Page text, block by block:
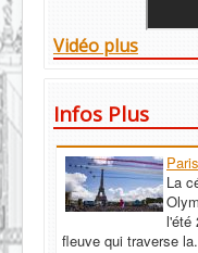
Vidéo plus
Infos Plus
La
l'été
fleuve qui traverse